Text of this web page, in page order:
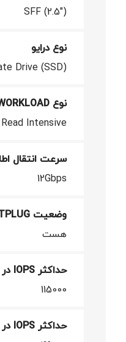
SFF (2.5")
نوع درایو
Drive (SSD)
نوع WORKLOAD درایو
Read Intensive
سرعت انتقال
12Gbps
وضعیت HOTPLUG
هست
حداکثر IOPS در زمان خواندن (4KIB)
115000
حداکثر IOPS در زمان نوشتن (4KIB)